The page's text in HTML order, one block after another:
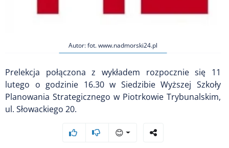
Autor: fot. www.nadmorski24.pl
Prelekcja połączona z wykładem rozpocznie się 11
lutego o godzinie 16.30 w Siedzibie Wyższej Szkoły
Planowania Strategicznego w Piotrkowie Trybunalskim,
ul. Słowackiego 20.
😊